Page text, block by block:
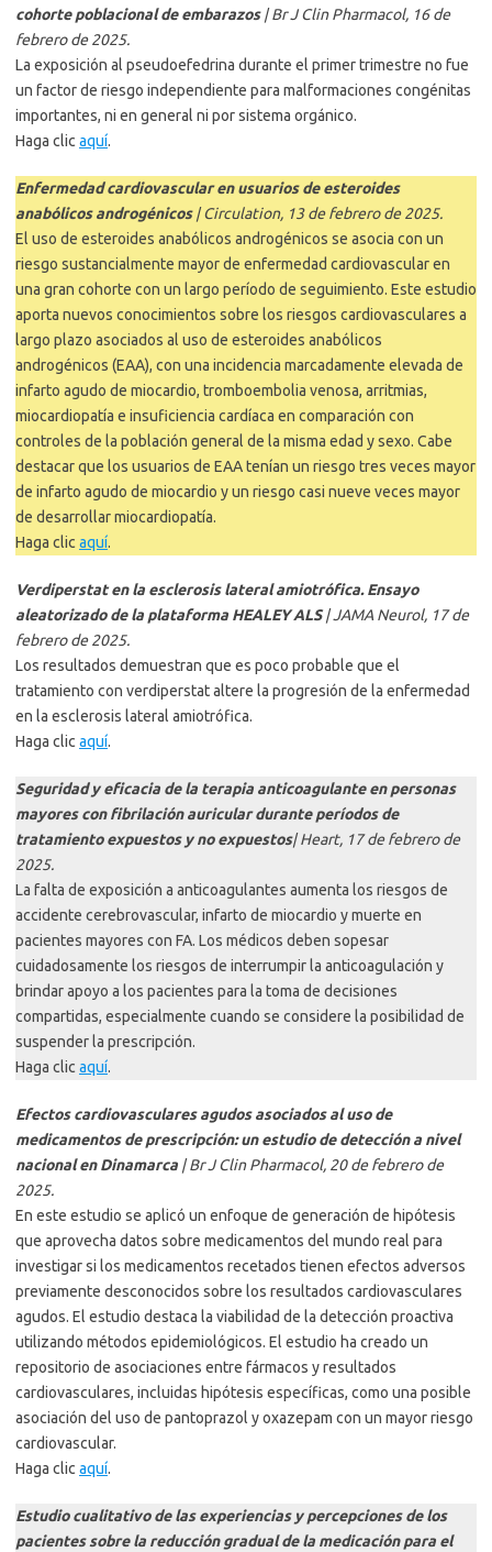
cohorte poblacional de embarazos| Br J Clin Pharmacol, 16 de
febrero de 2025.
La exposición al pseudoefedrina durante el primer trimestre no fue
un factor de riesgo independiente para malformaciones congénitas
importantes, ni en general ni por sistema orgánico.
Haga clicaquí.
Enfermedad cardiovascular en usuarios de esteroides
anabólicos androgénicos| Circulation, 13 de febrero de 2025.
El uso de esteroides anabólicos androgénicos se asocia con un
riesgo sustancialmente mayor de enfermedad cardiovascular en
una gran cohorte con un largo período de seguimiento. Este estudio
aporta nuevos conocimientos sobre los riesgos cardiovasculares a
largo plazo asociados al uso de esteroides anabólicos
androgénicos (EAA), con una incidencia marcadamente elevada de
infarto agudo de miocardio, tromboembolia venosa, arritmias,
miocardiopatía e insuficiencia cardíaca en comparación con
controles de la población general de la misma edad y sexo. Cabe
destacar que los usuarios de EAA tenían un riesgo tres veces mayor
de infarto agudo de miocardio y un riesgo casi nueve veces mayor
de desarrollar miocardiopatía.
Haga clicaquí.
Verdiperstat en la esclerosis lateral amiotrófica. Ensayo
aleatorizado de la plataforma HEALEY ALS| JAMA Neurol, 17 de
febrero de 2025.
Los resultados demuestran que es poco probable que el
tratamiento con verdiperstat altere la progresión de la enfermedad
en la esclerosis lateral amiotrófica.
Haga clicaquí.
Seguridad y eficacia de la terapia anticoagulante en personas
mayores con fibrilación auricular durante períodos de
tratamiento expuestos y no expuestos| Heart, 17 de febrero de
2025.
La falta de exposición a anticoagulantes aumenta los riesgos de
accidente cerebrovascular, infarto de miocardio y muerte en
pacientes mayores con FA. Los médicos deben sopesar
cuidadosamente los riesgos de interrumpir la anticoagulación y
brindar apoyo a los pacientes para la toma de decisiones
compartidas, especialmente cuando se considere la posibilidad de
suspender la prescripción.
Haga clic aquí.
Efectos cardiovasculares agudos asociados al uso de
medicamentos de prescripción: un estudio de detección a nivel
nacional en Dinamarca | Br J Clin Pharmacol, 20 de febrero de
2025.
En este estudio se aplicó un enfoque de generación de hipótesis
que aprovecha datos sobre medicamentos del mundo real para
investigar si los medicamentos recetados tienen efectos adversos
previamente desconocidos sobre los resultados cardiovasculares
agudos. El estudio destaca la viabilidad de la detección proactiva
utilizando métodos epidemiológicos. El estudio ha creado un
repositorio de asociaciones entre fármacos y resultados
cardiovasculares, incluidas hipótesis específicas, como una posible
asociación del uso de pantoprazol y oxazepam con un mayor riesgo
cardiovascular.
Haga clicaquí.
Estudio cualitativo de las experiencias y percepciones de los
pacientes sobre la reducción gradual de la medicación para el